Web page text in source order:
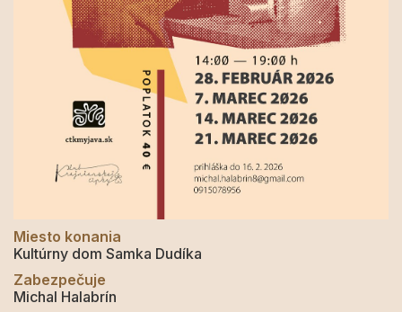
Miesto konania
Kultúrny dom Samka Dudíka
Zabezpečuje
Michal Halabrín